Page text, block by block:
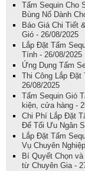
Tấm Sequin Cho
Bùng Nổ Dành
Báo Giá Chi Tiết
Gió - 26/08/2025
Lắp Đặt Tấm
Tính - 26/08/2025
Ứng Dụng Tấm
Thi Công Lắp Đặt
26/08/2025
Tấm Sequin Gió
kiện, cửa hàng -
Chi Phí Lắp Đặt
Để Tối Ưu Ngân
Lắp Đặt Tấm
Vụ Chuyên
Bí Quyết Chọn
từ Chuyên Gia -